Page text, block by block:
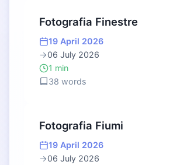
Fotografia Finestre
19 April 2026
→06 July 2026
1 min
38 words
Fotografia Fiumi
19 April 2026
→06 July 2026